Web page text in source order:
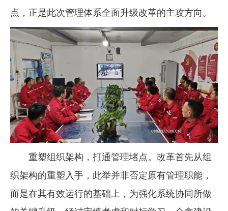
点，正是此次管理体系全面升级改革的主攻方向。
重塑组织架构，打通管理堵点。改革首先从组
织架构的重塑入手，此举并非否定原有管理职能，
而是在其有效运行的基础上，为强化系统协同所做